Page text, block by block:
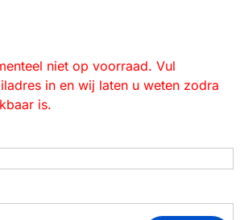
niet op voorraad. Vul
in en wij laten u weten zodra
is.